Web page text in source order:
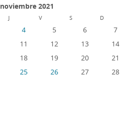
noviembre 2021
J V S D
4 5 6
7
11 12 13
14
18 19 20
21
25 26 27
28